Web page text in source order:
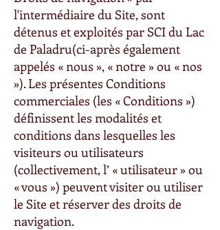
l'intermédiaire du Site, sont
détenus et exploités par SCI du Lac
de Paladru(ci-après également
appelés « nous », « notre » ou « nos
»). Les présentes Conditions
commerciales (les « Conditions »)
définissent les modalités et
conditions dans lesquelles les
visiteurs ou utilisateurs
(collectivement, l’ « utilisateur » ou
« vous ») peuvent visiter ou utiliser
le Site et réserver des droits de
navigation.